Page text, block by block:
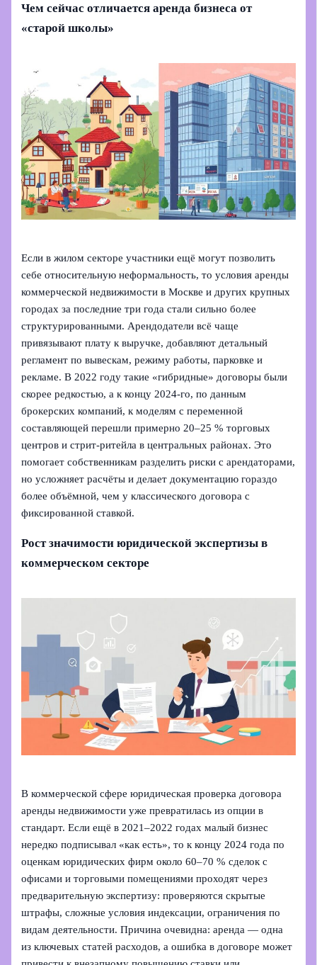
Чем сейчас отличается аренда бизнеса от
«старой школы»
Если в жилом секторе участники ещё могут позволить
себе относительную неформальность, то условия аренды
коммерческой недвижимости в Москве и других крупных
городах за последние три года стали сильно более
структурированными. Арендодатели всё чаще
привязывают плату к выручке, добавляют детальный
регламент по вывескам, режиму работы, парковке и
рекламе. В 2022 году такие «гибридные» договоры были
скорее редкостью, а к концу 2024-го, по данным
брокерских компаний, к моделям с переменной
составляющей перешли примерно 20–25 % торговых
центров и стрит-ритейла в центральных районах. Это
помогает собственникам разделить риски с арендаторами,
но усложняет расчёты и делает документацию гораздо
более объёмной, чем у классического договора с
фиксированной ставкой.
Рост значимости юридической экспертизы в
коммерческом секторе
В коммерческой сфере юридическая проверка договора
аренды недвижимости уже превратилась из опции в
стандарт. Если ещё в 2021–2022 годах малый бизнес
нередко подписывал «как есть», то к концу 2024 года по
оценкам юридических фирм около 60–70 % сделок с
офисами и торговыми помещениями проходят через
предварительную экспертизу: проверяются скрытые
штрафы, сложные условия индексации, ограничения по
видам деятельности. Причина очевидна: аренда — одна
из ключевых статей расходов, а ошибка в договоре может